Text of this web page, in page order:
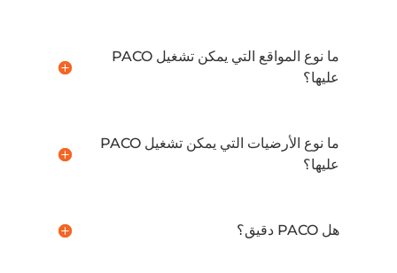
ما نوع المواقع التي يمكن تشغيل PACO
عليها؟
ما نوع الأرضيات التي يمكن تشغيل PACO
عليها؟
هل PACO دقيق؟